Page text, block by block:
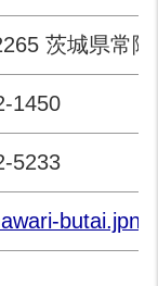
茨城県常
1450
5233